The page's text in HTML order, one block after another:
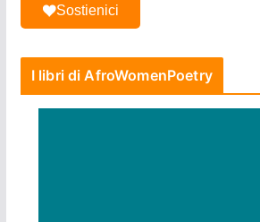
Sostienici
I libri di AfroWomenPoetry